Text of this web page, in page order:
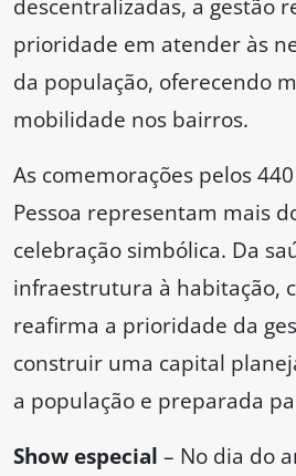
prioridade em atender às
da população, oferecendo
mobilidade nos bairros.
As comemorações pelos
Pessoa representam mais
celebração simbólica. Da
infraestrutura à habitação,
reafirma a prioridade da
construir uma capital
a população e preparada
Show especial – No dia do